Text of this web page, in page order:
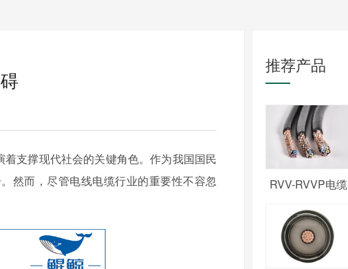
支撑现代社会的关键角色。作为我国国民
然而，尽管电线电缆行业的重要性不容忽
推荐产品
RVV-RVVP电缆